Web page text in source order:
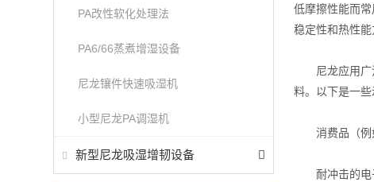
PA改性软化处理法
PA6/66蒸煮增湿设备
尼龙镶件快速吸湿机
小型尼龙PA调湿机
新型尼龙吸湿增韧设备
低摩擦性能而
稳定性和热性能
尼龙应用广泛
料。以下是一些
消费品（例如
耐冲击的电子